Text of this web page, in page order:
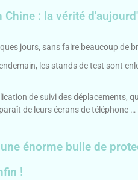
Chine : la vérité
jours, sans faire beaucoup de
les stands de test sont
de suivi des déplacements,
de leurs écrans de téléphone …
énorme bulle de
!